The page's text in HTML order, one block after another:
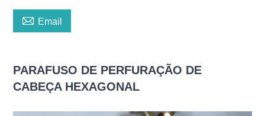
 Email
PARAFUSO DE PERFURAÇÃO DE
CABEÇA HEXAGONAL